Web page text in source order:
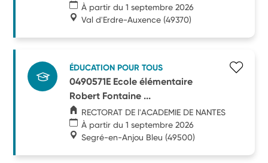
À partir du 1 septembre 2026
Val d'Erdre-Auxence (49370)
ÉDUCATION POUR TOUS
0490571E Ecole élémentaire
Robert Fontaine ...
RECTORAT DE l'ACADEMIE DE NANTES
À partir du 1 septembre 2026
Segré-en-Anjou Bleu (49500)